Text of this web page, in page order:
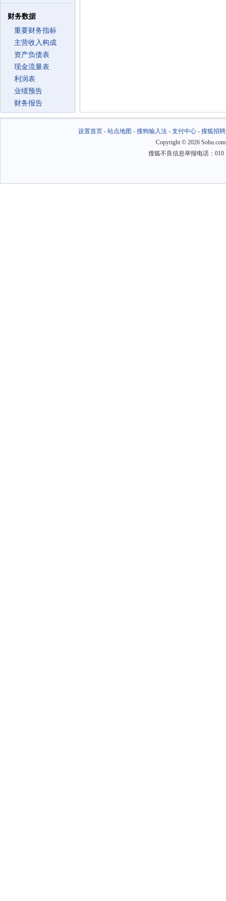
财务数据
重要财务指标
主营收入构成
资产负债表
现金流量表
利润表
业绩预告
财务报告
设置首页- 站点地图 - 搜狗输入法- 支付中心- 搜狐招聘
Copyright © 2026
搜狐不良信息举报电话：010